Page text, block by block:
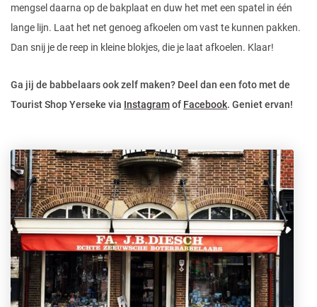
mengsel daarna op de bakplaat en duw het met een spatel in één
lange lijn. Laat het net genoeg afkoelen om vast te kunnen pakken.
Dan snij je de reep in kleine blokjes, die je laat afkoelen. Klaar!
Ga jij de babbelaars ook zelf maken? Deel dan een foto met de
Tourist Shop Yerseke via Instagramof Facebook. Geniet ervan!